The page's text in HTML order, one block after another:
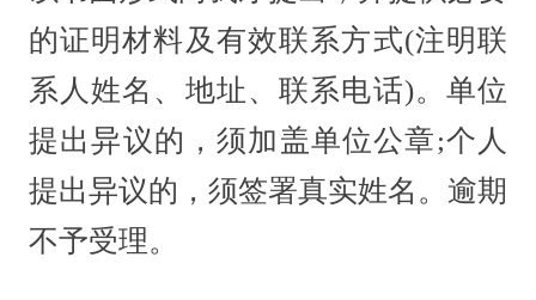
的证明材料及有效联系方式(注明联
系人姓名、地址、联系电话)。单位
提出异议的，须加盖单位公章;个人
提出异议的，须签署真实姓名。逾期
不予受理。